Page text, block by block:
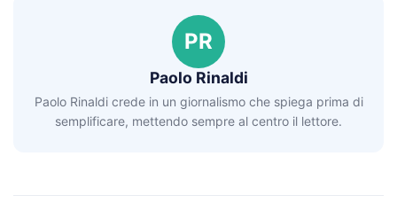
PR
Paolo Rinaldi
Paolo Rinaldi crede in un giornalismo che spiega prima di
semplificare, mettendo sempre al centro il lettore.